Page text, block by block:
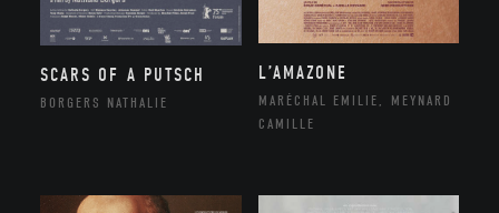
SCARS OF A PUTSCH
BORGERS NATHALIE
L’AMAZONE
MARÉCHAL EMILIE, MEYNARD
CAMILLE